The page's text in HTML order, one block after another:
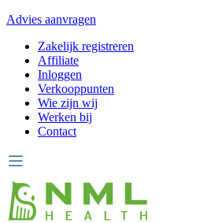
Advies aanvragen
Zakelijk registreren
Affiliate
Inloggen
Verkooppunten
Wie zijn wij
Werken bij
Contact